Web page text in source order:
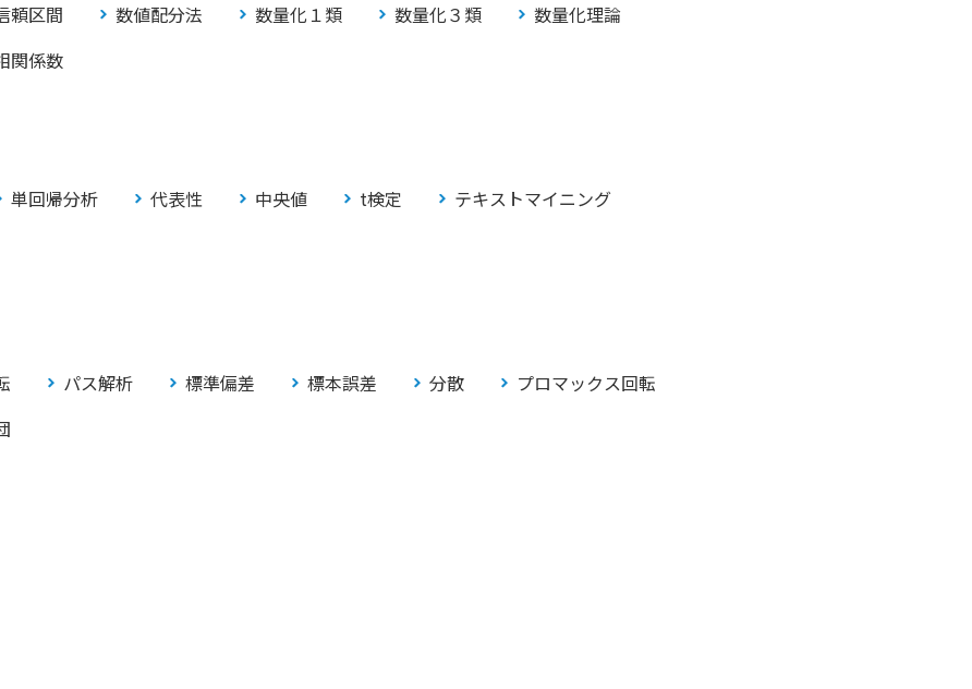
頼区間 数値配分法 数量化１類 数量化３類
数量化理論
関係数
単回帰分析 代表性 中央値 t検定
テキストマイニング
パス解析 標準偏差 標本誤差 分散
プロマックス回転